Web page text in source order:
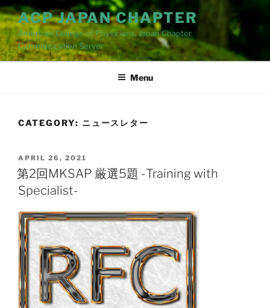
Skip
to
content
ACP JAPAN CHAPTER
American College of Physicians, Japan Chapter
Cummunication Server
Menu
CATEGORY: ニュースレター
POSTED
ON
APRIL 26, 2021
第2回MKSAP 厳選5題 -Training with
Specialist-